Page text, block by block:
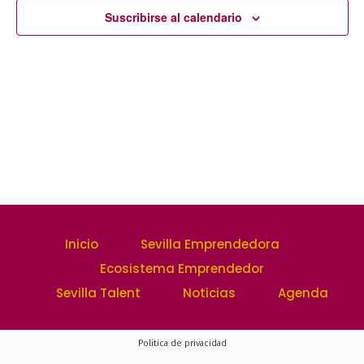
Suscribirse al calendario
Inicio
Sevilla Emprendedora
Ecosistema Emprendedor
Sevilla Talent
Noticias Agenda
Política de privacidad